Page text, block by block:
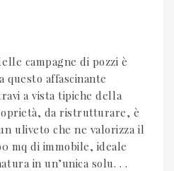
campagne di pozzi è
questo affascinante
a vista tipiche della
da ristrutturare, è
uliveto che ne valorizza il
mq di immobile, ideale
in un’unica solu. . .